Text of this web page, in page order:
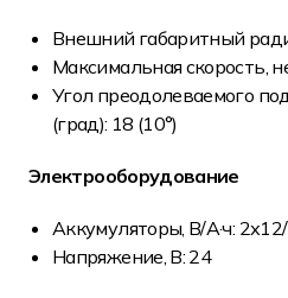
Внешний габаритный
Максимальная скорость,
Угол преодолеваемого
(град): 18 (10°)
Электрооборудование
Аккумуляторы, В/А·ч:
Напряжение, B: 24